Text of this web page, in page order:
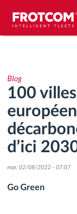
Analyse du
Contrôle des
Gestion de la
Blog
100
d’ici
mar, 02/08/2022 - 07:07
Go Green